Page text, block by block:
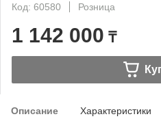
Код: 60580
Розница
1 142 000 ₸
Описание Характеристики